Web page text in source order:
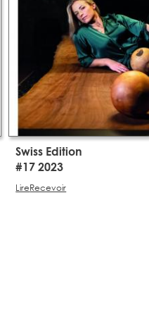
Swiss Edition
#17 2023
LireRecevoir